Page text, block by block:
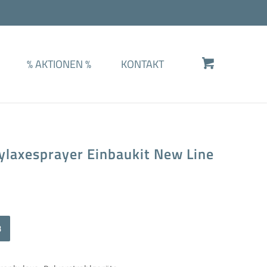
%AKTIONEN% KONTAKT
Einbaukit New Line